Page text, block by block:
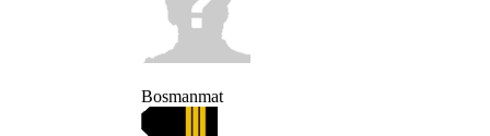
Bosmanmat